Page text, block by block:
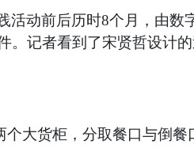
活动前后历时8个月，由
。记者看到了宋贤哲设计
大货柜，分取餐口与倒